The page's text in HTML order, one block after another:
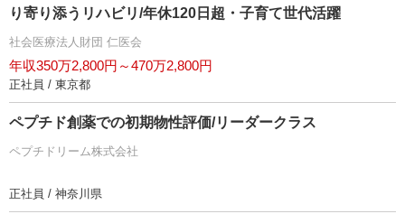
り寄り添うリハビリ/年休120日超・子育て世代活躍
社会医療法人財団 仁医会
年収350万2,800円～470万2,800円
正社員 / 東京都
ペプチド創薬での初期物性評価/リーダークラス
ペプチドリーム株式会社
正社員 / 神奈川県